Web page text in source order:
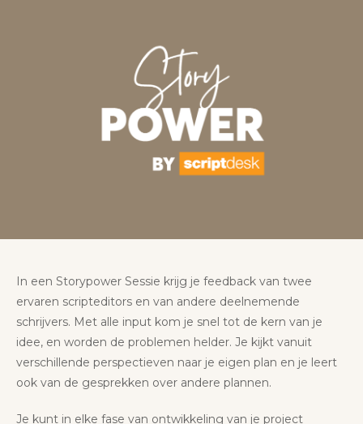
In een Storypower Sessie krijg je feedback van twee
ervaren scripteditors en van andere deelnemende
schrijvers. Met alle input kom je snel tot de kern van je
idee, en worden de problemen helder. Je kijkt vanuit
verschillende perspectieven naar je eigen plan en je leert
ook van de gesprekken over andere plannen.
Je kunt in elke fase van ontwikkeling van je project